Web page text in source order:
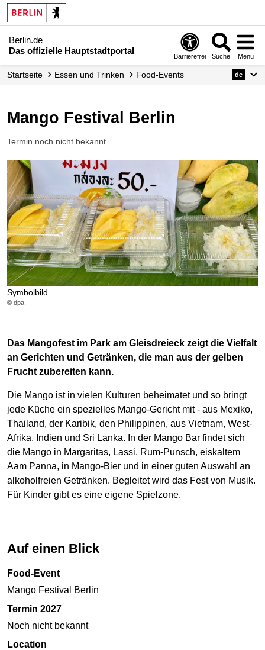
Berlin.de
Das offizielle Hauptstadtportal
Barrierefrei Suche Menü
Startseite Essen und Trinken Food-Events de
Mango Festival Berlin
Termin noch nicht bekannt
Symbolbild
© dpa
Das Mangofest im Park am Gleisdreieck zeigt die Vielfalt
an Gerichten und Getränken, die man aus der gelben
Frucht zubereiten kann.
Die Mango ist in vielen Kulturen beheimatet und so bringt
jede Küche ein spezielles Mango-Gericht mit - aus Mexiko,
Thailand, der Karibik, den Philippinen, aus Vietnam, West-
Afrika, Indien und Sri Lanka. In der Mango Bar findet sich
die Mango in Margaritas, Lassi, Rum-Punsch, eiskaltem
Aam Panna, in Mango-Bier und in einer guten Auswahl an
alkoholfreien Getränken. Begleitet wird das Fest von Musik.
Für Kinder gibt es eine eigene Spielzone.
Auf einen Blick
Food-Event
Mango Festival Berlin
Termin 2027
Noch nicht bekannt
Location